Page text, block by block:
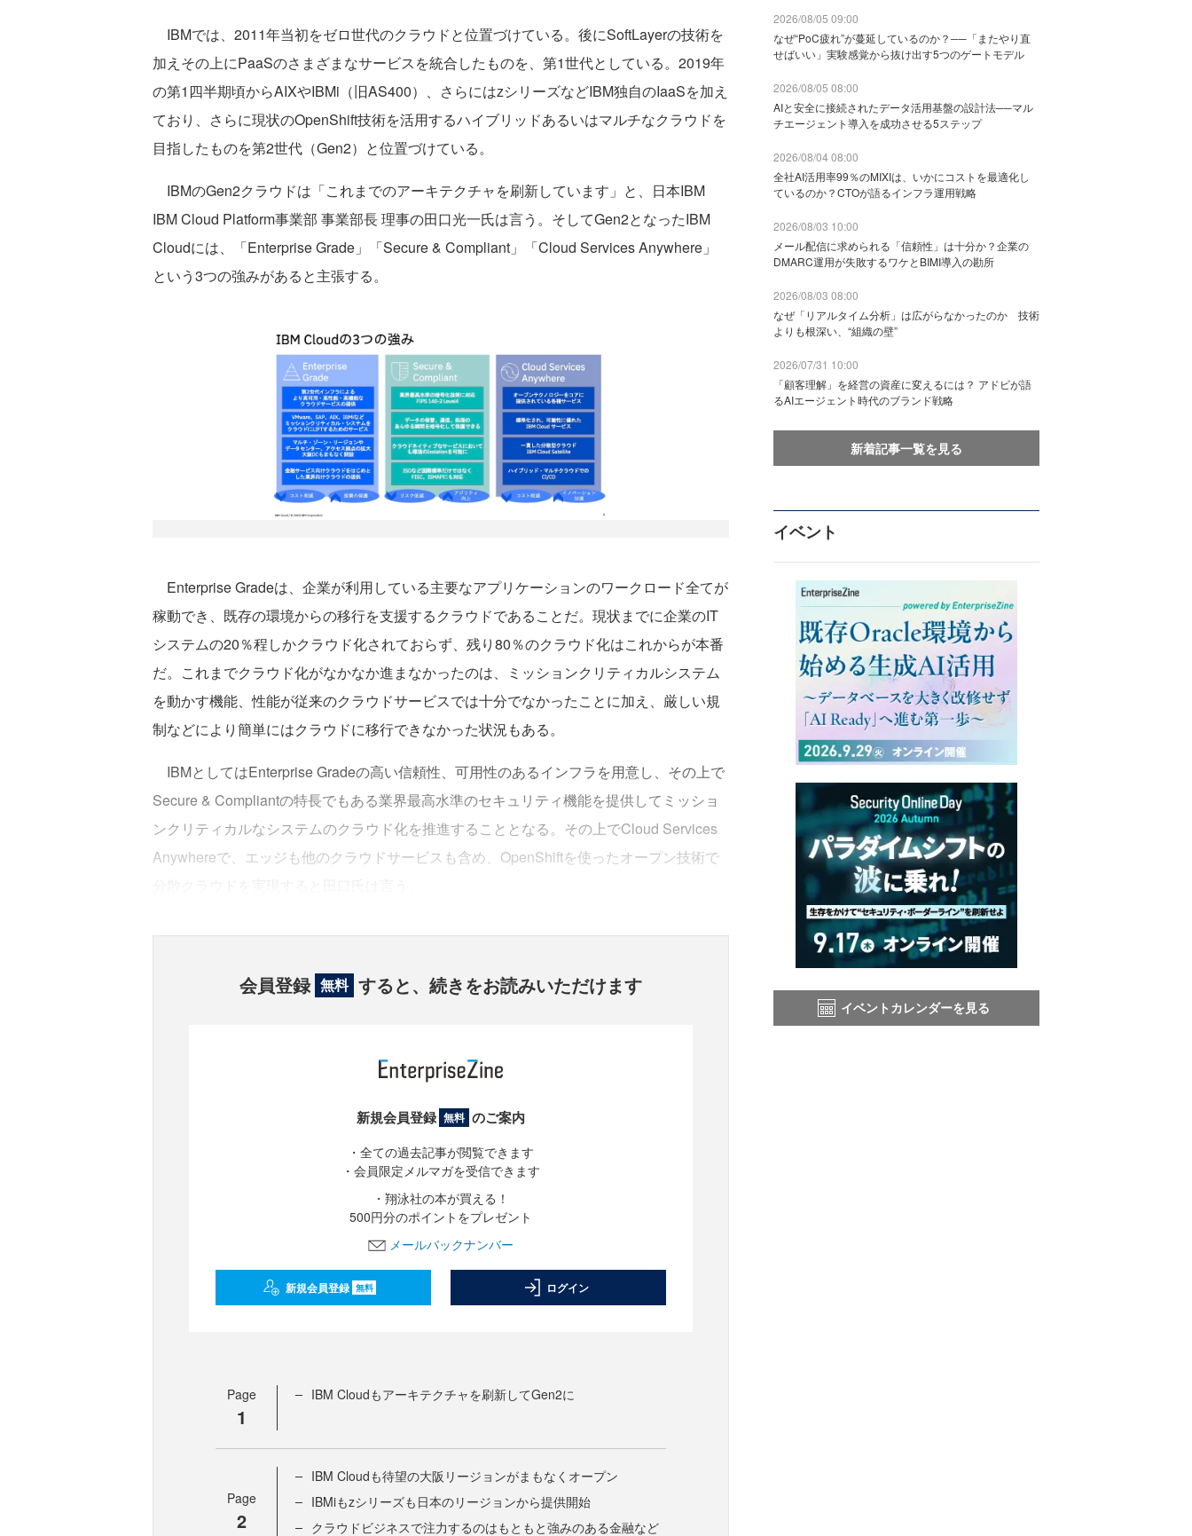
IBMでは、2011年当初をゼロ世代のクラウドと位置づけている。後にSoftLayerの技術を
加えその上にPaaSのさまざまなサービスを統合したものを、第1世代としている。2019年
の第1四半期頃からAIXやIBMi（旧AS400）、さらにはzシリーズなどIBM独自のIaaSを加え
ており、さらに現状のOpenShift技術を活用するハイブリッドあるいはマルチなクラウドを
目指したものを第2世代（Gen2）と位置づけている。
IBMのGen2クラウドは「これまでのアーキテクチャを刷新しています」と、日本IBM
IBM Cloud Platform事業部 事業部長 理事の田口光一氏は言う。そしてGen2となったIBM
Cloudには、「Enterprise Grade」「Secure & Compliant」「Cloud Services Anywhere」
という3つの強みがあると主張する。
Enterprise Gradeは、企業が利用している主要なアプリケーションのワークロード全てが
稼動でき、既存の環境からの移行を支援するクラウドであることだ。現状までに企業のIT
システムの20％程しかクラウド化されておらず、残り80％のクラウド化はこれからが本番
だ。これまでクラウド化がなかなか進まなかったのは、ミッションクリティカルシステム
を動かす機能、性能が従来のクラウドサービスでは十分でなかったことに加え、厳しい規
制などにより簡単にはクラウドに移行できなかった状況もある。
IBMとしてはEnterprise Gradeの高い信頼性、可用性のあるインフラを用意し、その上で
Secure & Compliantの特長でもある業界最高水準のセキュリティ機能を提供してミッショ
ンクリティカルなシステムのクラウド化を推進することとなる。その上でCloud Services
Anywhereで、エッジも他のクラウドサービスも含め、OpenShiftを使ったオープン技術で
会員登録 無料 すると、続きをお読みいただけます
新規会員登録 無料 のご案内
・全ての過去記事が閲覧できます
・会員限定メルマガを受信できます
・翔泳社の本が買える！
500円分のポイントをプレゼント
メールバックナンバー
新規会員登録 無料 ログイン
Page
1
IBM Cloudもアーキテクチャを刷新してGen2に
Page
2
IBM Cloudも待望の大阪リージョンがまもなくオープン
IBMiもzシリーズも日本のリージョンから提供開始
クラウドビジネスで注力するのはもともと強みのある金融など
2026/08/05 09:00
なぜ“PoC疲れ”が蔓延しているのか？──「またやり直
せばいい」実験感覚から抜け出す5つのゲートモデル
2026/08/05 08:00
AIと安全に接続されたデータ活用基盤の設計法──マル
チエージェント導入を成功させる5ステップ
2026/08/04 08:00
全社AI活用率99％のMIXIは、いかにコストを最適化し
ているのか？CTOが語るインフラ運用戦略
2026/08/03 10:00
メール配信に求められる「信頼性」は十分か？企業の
DMARC運用が失敗するワケとBIMI導入の勘所
2026/08/03 08:00
なぜ「リアルタイム分析」は広がらなかったのか 技術
よりも根深い、“組織の壁”
2026/07/31 10:00
「顧客理解」を経営の資産に変えるには？ アドビが語
るAIエージェント時代のブランド戦略
新着記事一覧を見る
イベント
イベントカレンダーを見る